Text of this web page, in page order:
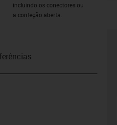
incluindo os conectores ou
a confeção aberta.